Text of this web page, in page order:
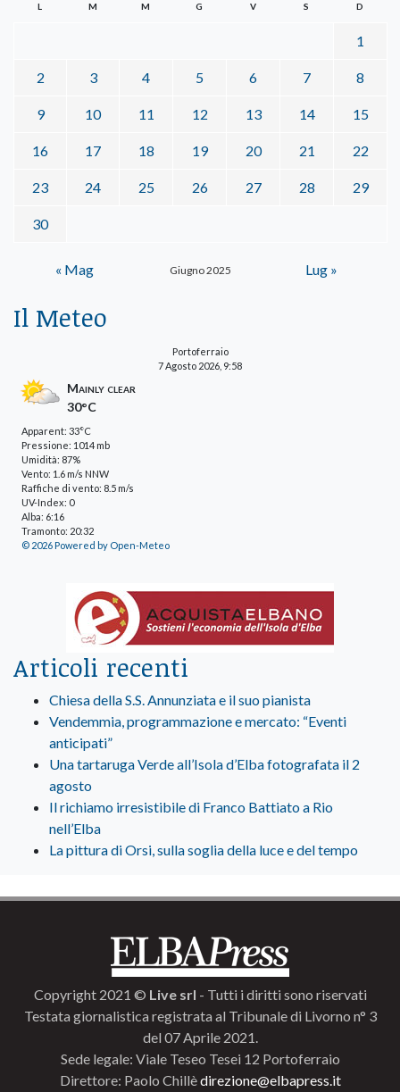
Giugno 2025
L M M G V S D
1
2 3 4 5 6 7 8
9 10 11 12 13 14 15
16 17 18 19 20 21 22
23 24 25 26 27 28 29
30
« Mag Lug »
Il Meteo
Portoferraio
7 Agosto 2026, 9:58
Mainly clear
30°C
Apparent: 33°C
Pressione: 1014 mb
Umidità: 87%
Vento: 1.6 m/s NNW
Raffiche di vento: 8.5 m/s
UV-Index: 0
Alba: 6:16
Tramonto: 20:32
© 2026 Powered by Open-Meteo
Articoli recenti
Chiesa della S.S. Annunziata e il suo pianista
Vendemmia, programmazione e mercato: “Eventi
anticipati”
Una tartaruga Verde all’Isola d’Elba fotografata il 2
agosto
Il richiamo irresistibile di Franco Battiato a Rio
nell’Elba
La pittura di Orsi, sulla soglia della luce e del tempo
Copyright 2021 © Live srl - Tutti i diritti sono riservati
Testata giornalistica registrata al Tribunale di Livorno n° 3
del 07 Aprile 2021.
Sede legale: Viale Teseo Tesei 12 Portoferraio
Direttore: Paolo Chillèdirezione@elbapress.it